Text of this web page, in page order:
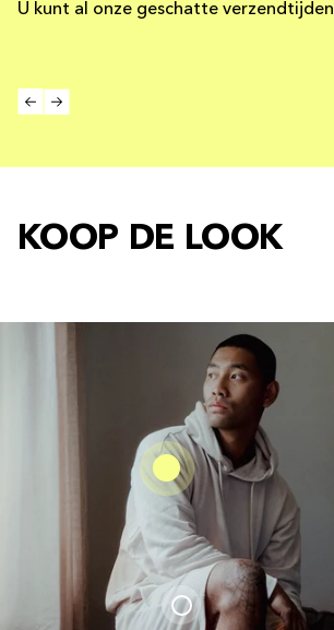
U kunt al onze geschatte verzendtijden
KOOP DE LOOK